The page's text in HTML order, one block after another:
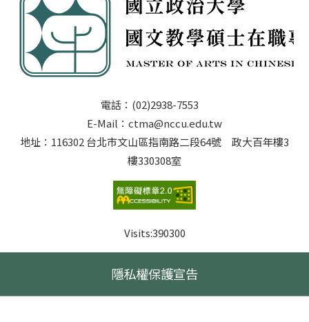
電話：(02)2938-7553
E-Mail：ctma@nccu.edu.tw
地址：116302 台北市文山區指南路二段64號 政大百年樓3
樓330308室
Visits:390300
隱私權保護宣告